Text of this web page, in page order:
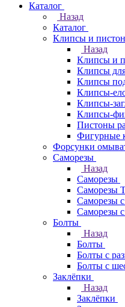
Каталог
Назад
Каталог
Клипсы и
Назад
Клипсы и
Клипсы
Клипсы
Клипсы-
Клипсы-
Клипсы-
Пистоны
Фигурные
Форсунки
Саморезы
Назад
Саморезы
Саморезы
Саморезы
Саморезы
Болты
Назад
Болты
Болты с
Болты с
Заклёпки
Назад
Заклёпки